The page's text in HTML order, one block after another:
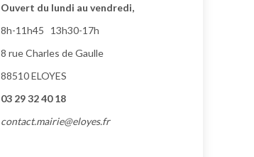
Ouvert du lundi au vendredi,
8h-11h45 13h30-17h
8 rue Charles de Gaulle
88510 ELOYES
03 29 32 40 18
contact.mairie@eloyes.fr